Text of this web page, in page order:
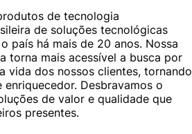
de tecnologia
de soluções tecnológicas
país há mais de 20 anos. Nossa
torna mais acessível a busca por
vida dos nossos clientes, tornando
Desbravamos o
de valor e qualidade que
presentes.